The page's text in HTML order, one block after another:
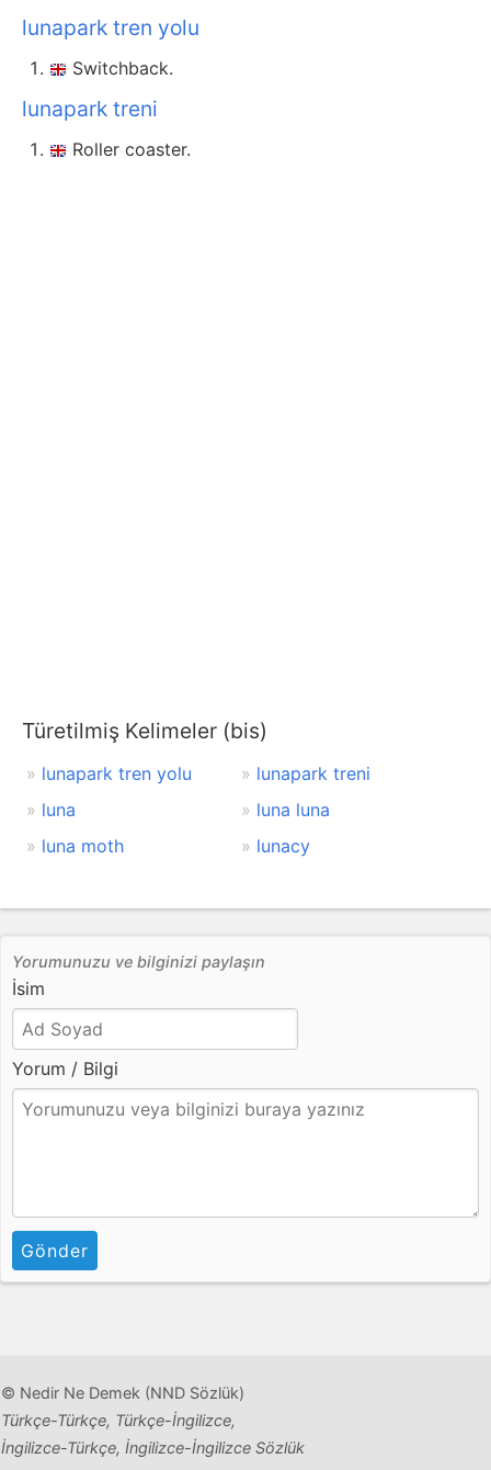
lunapark tren yolu
Switchback.
lunapark treni
Roller coaster.
Türetilmiş Kelimeler (bis)
lunapark tren yolu
lunapark treni
luna
luna luna
luna moth
lunacy
Yorumunuzu ve bilginizi paylaşın
İsim
Yorum / Bilgi
Gönder
© Nedir Ne Demek (NND Sözlük)
Türkçe-Türkçe, Türkçe-İngilizce,
İngilizce-Türkçe, İngilizce-İngilizce Sözlük